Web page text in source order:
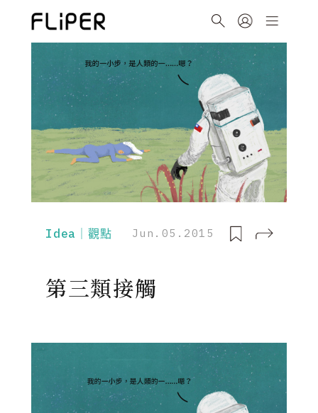
Idea｜觀點 Jun.05.2015
第三類接觸